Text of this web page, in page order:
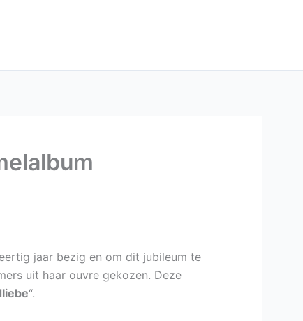
jaar bezig en om dit jubileum te
uit haar ouvre gekozen. Deze
“.